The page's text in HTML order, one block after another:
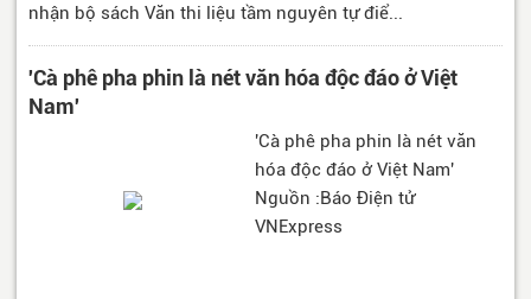
nhận bộ sách Văn thi liệu tầm nguyên tự điể...
'Cà phê pha phin là nét văn hóa độc đáo ở Việt
Nam'
'Cà phê pha phin là nét văn
hóa độc đáo ở Việt Nam'
Nguồn :Báo Điện tử
VNExpress